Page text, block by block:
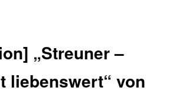
„Streuner –
liebenswert“ von